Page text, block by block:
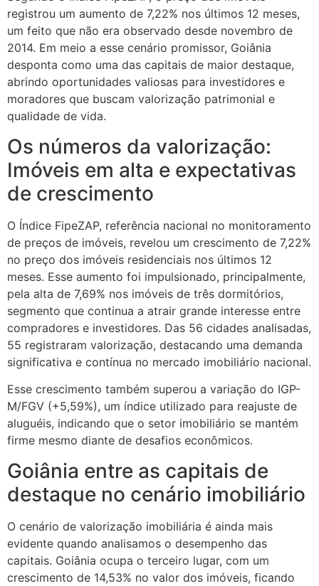
registrou um aumento de 7,22% nos últimos 12 meses,
um feito que não era observado desde novembro de
2014. Em meio a esse cenário promissor, Goiânia
desponta como uma das capitais de maior destaque,
abrindo oportunidades valiosas para investidores e
moradores que buscam valorização patrimonial e
qualidade de vida.
Os números da valorização:
Imóveis em alta e expectativas
de crescimento
O Índice FipeZAP, referência nacional no monitoramento
de preços de imóveis, revelou um crescimento de 7,22%
no preço dos imóveis residenciais nos últimos 12
meses. Esse aumento foi impulsionado, principalmente,
pela alta de 7,69% nos imóveis de três dormitórios,
segmento que continua a atrair grande interesse entre
compradores e investidores. Das 56 cidades analisadas,
55 registraram valorização, destacando uma demanda
significativa e contínua no mercado imobiliário nacional.
Esse crescimento também superou a variação do IGP-
M/FGV (+5,59%), um índice utilizado para reajuste de
aluguéis, indicando que o setor imobiliário se mantém
firme mesmo diante de desafios econômicos.
Goiânia entre as capitais de
destaque no cenário imobiliário
O cenário de valorização imobiliária é ainda mais
evidente quando analisamos o desempenho das
capitais. Goiânia ocupa o terceiro lugar, com um
crescimento de 14,53% no valor dos imóveis, ficando